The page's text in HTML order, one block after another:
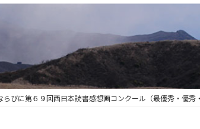
びに第６９回西日本読書感想画コンクール（最優秀・優秀